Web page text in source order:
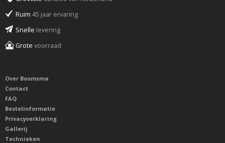
Ruim 45 jaar ervaring
Snelle levering
Grote voorraad
Over Boomsma
Contact
FAQ
Bestelinformatie
Privacyverklaring
Gallerij
Technieken